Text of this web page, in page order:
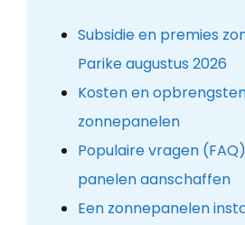
Subsidie en premies
Parike augustus 2026
Kosten en
zonnepanelen
Populaire vragen
panelen aanschaffen
Een zonnepanelen